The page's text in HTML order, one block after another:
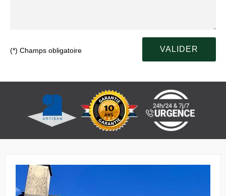
(*) Champs obligatoire